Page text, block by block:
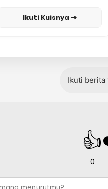
Ikuti Kuisnya ➔
Ikuti berita
👍
0